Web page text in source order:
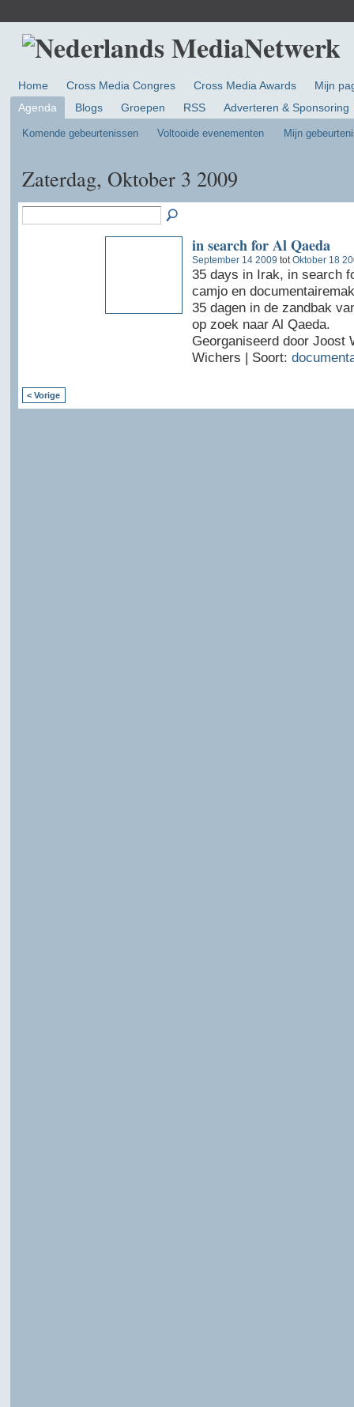
Home Cross Media Congres Cross Media Awards
Mijn
Agenda
Blogs Groepen RSS Adverteren & Sponsoring
Komende gebeurtenissen Voltooide evenementen Mijn
Zaterdag, Oktober 3 2009
in search for Al Qaeda
September 14 2009 totOktober 18
35 days in Irak, in search
camjo en
35 dagen in de zandbak
op zoek naar Al Qaeda.
Georganiseerd door Joost
Wichers | Soort:
< Vorige